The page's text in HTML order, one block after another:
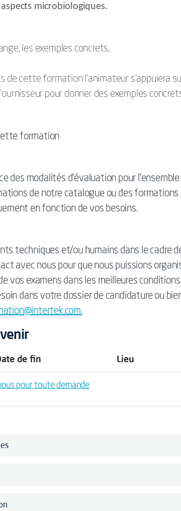
microbiologiques.
les exemples concrets,
de cette formation l’animateur s’appuiera
pour donner des exemples
formation
modalités d’évaluation pour l’ensemble
de notre catalogue ou des formations
en fonction de vos besoins.
techniques et/ou humains dans le cadre
avec nous pour que nous puissions
vos examens dans les meilleures conditions
dans votre dossier de candidature ou
de fin Lieu
pour toute demande